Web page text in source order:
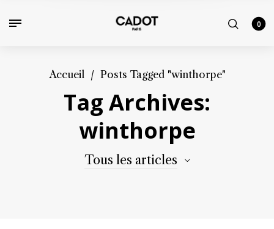
0
Accueil / Posts Tagged "winthorpe"
Tag Archives:
winthorpe
Tous les articles